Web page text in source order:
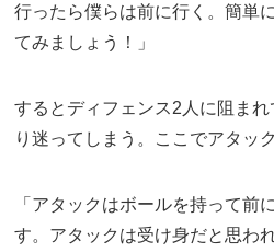
行ったら僕らは前に行く。簡単
てみましょう！」
するとディフェンス2人に阻ま
り迷ってしまう。ここでアタッ
「アタックはボールを持って前
す。アタックは受け身だと思わ